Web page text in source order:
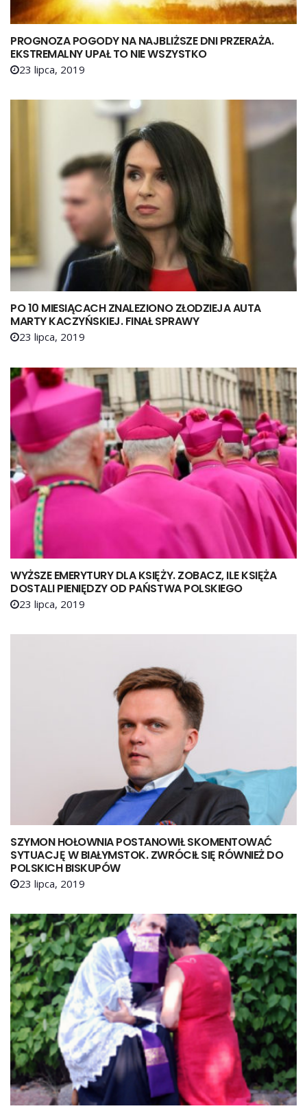
PROGNOZA POGODY NA NAJBLIŻSZE DNI PRZERAŻA.
EKSTREMALNY UPAŁ TO NIE WSZYSTKO
23 lipca, 2019
PO 10 MIESIĄCACH ZNALEZIONO ZŁODZIEJA AUTA
MARTY KACZYŃSKIEJ. FINAŁ SPRAWY
23 lipca, 2019
WYŻSZE EMERYTURY DLA KSIĘŻY. ZOBACZ, ILE KSIĘŻA
DOSTALI PIENIĘDZY OD PAŃSTWA POLSKIEGO
23 lipca, 2019
SZYMON HOŁOWNIA POSTANOWIŁ SKOMENTOWAĆ
SYTUACJĘ W BIAŁYMSTOK. ZWRÓCIŁ SIĘ RÓWNIEŻ DO
POLSKICH BISKUPÓW
23 lipca, 2019